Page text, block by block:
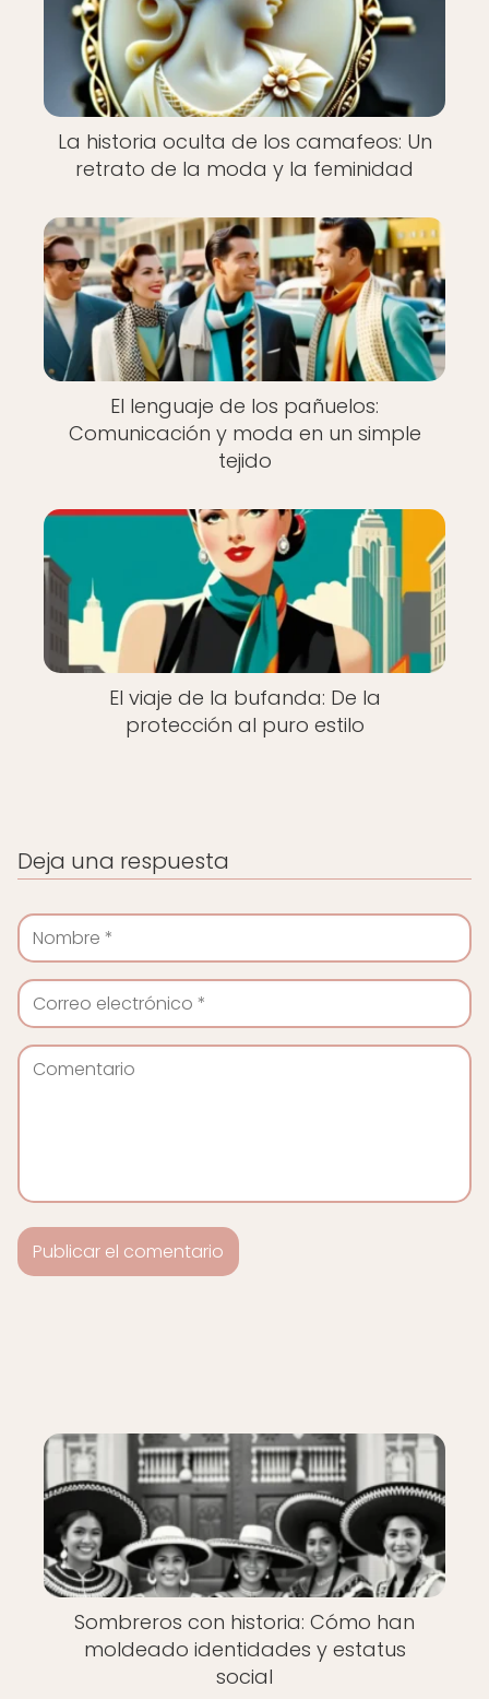
La historia oculta de los camafeos: Un
retrato de la moda y la feminidad
El lenguaje de los pañuelos:
Comunicación y moda en un simple
tejido
El viaje de la bufanda: De la
protección al puro estilo
Deja una respuesta
Sombreros con historia: Cómo han
moldeado identidades y estatus
social